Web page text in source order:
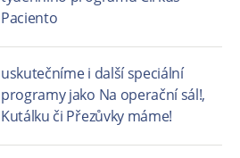
Paciento
uskutečníme i další speciální
programy jako Na operační sál!,
Kutálku či Přezůvky máme!